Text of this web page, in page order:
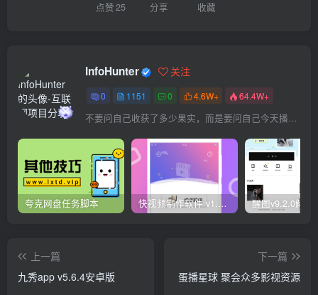
点赞25 分享 收藏
InfoHunter 关注
0 1151 0 4.6W+ 64.4W+
不要问自己收获了多少果实，而是要问自己今天播种了多少种子
夸克网盘任务脚本 快视频制作软件 v1.1.1安卓版
上一篇
九秀app v5.6.4安卓版
下一篇
蛋播星球 聚会众多影视资源